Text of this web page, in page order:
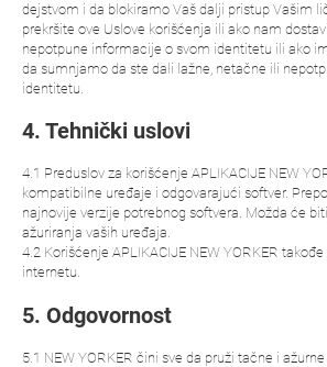
dejstvom i da blokiramo Vaš dalji pristup Vašim
prekršite ove Uslove korišćenja ili ako nam
nepotpune informacije o svom identitetu ili ako
da sumnjamo da ste dali lažne, netačne ili
identitetu.
4. Tehnički uslovi
4.1 Preduslov za korišćenje APLIKACIJE NEW
kompatibilne uređaje i odgovarajući softver.
najnovije verzije potrebnog softvera. Možda će
ažuriranja vaših uređaja.
4.2 Korišćenje APLIKACIJE NEW YORKER
internetu.
5. Odgovornost
5.1 NEW YORKER čini sve da pruži tačne i